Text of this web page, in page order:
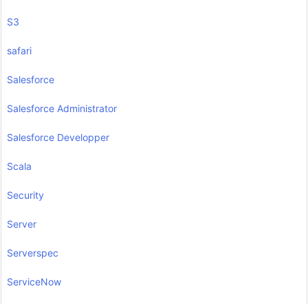
S3
safari
Salesforce
Salesforce Administrator
Salesforce Developper
Scala
Security
Server
Serverspec
ServiceNow